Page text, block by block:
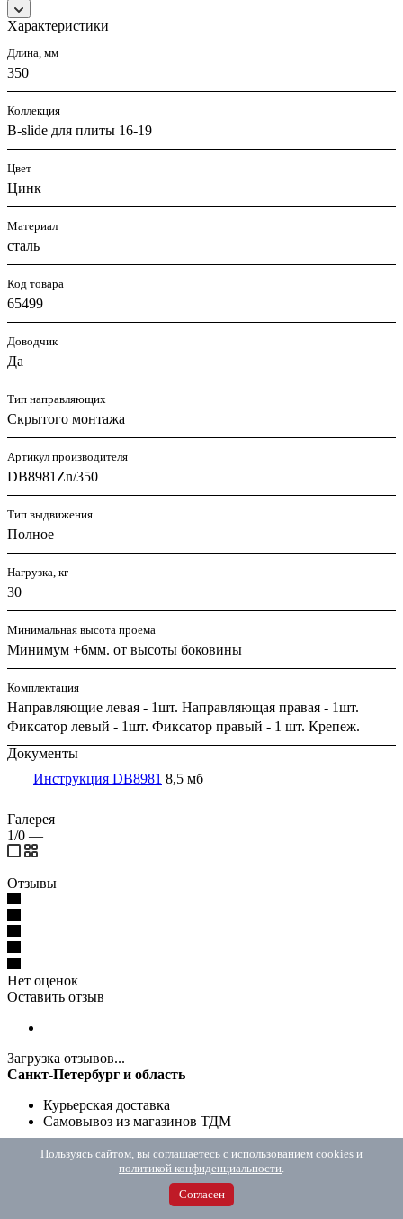
Характеристики
Длина, мм
350
Коллекция
B-slide для плиты 16-19
Цвет
Цинк
Материал
сталь
Код товара
65499
Доводчик
Да
Тип направляющих
Скрытого монтажа
Артикул производителя
DB8981Zn/350
Тип выдвижения
Полное
Нагрузка, кг
30
Минимальная высота проема
Минимум +6мм. от высоты боковины
Комплектация
Направляющие левая - 1шт. Направляющая правая - 1шт.
Фиксатор левый - 1шт. Фиксатор правый - 1 шт. Крепеж.
Документы
Инструкция DB8981 8,5 мб
Галерея
1/0 —
Отзывы
Нет оценок
Оставить отзыв
Загрузка отзывов...
Санкт-Петербург и область
Курьерская доставка
Самовывоз из магазинов ТДМ
Москва и область
Курьерская доставка
Самовывоз из пунктов выдачи СДЭК
Пользуясь сайтом, вы соглашаетесь с использованием cookies и
политикой конфиденциальности.
Согласен